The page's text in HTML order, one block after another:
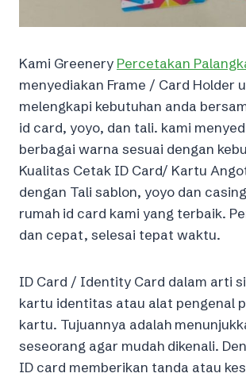
Kami Greenery Percetakan
menyediakan Frame / Card Holder
melengkapi kebutuhan anda
id card, yoyo, dan tali. kami
berbagai warna sesuai dengan
Kualitas Cetak ID Card/ Kartu
dengan Tali sablon, yoyo dan
rumah id card kami yang terbaik.
dan cepat, selesai tepat waktu.
ID Card / Identity Card dalam arti
kartu identitas atau alat pengenal
kartu. Tujuannya adalah
seseorang agar mudah dikenali.
ID card memberikan tanda atau